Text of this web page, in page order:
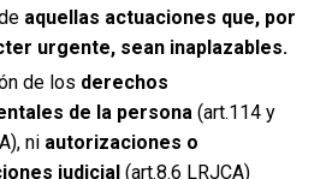
aquellas actuaciones que, por
urgente, sean inaplazables.
de los derechos
de la persona (art.114 y
ni autorizaciones o
judicial (art.8.6 LRJCA)